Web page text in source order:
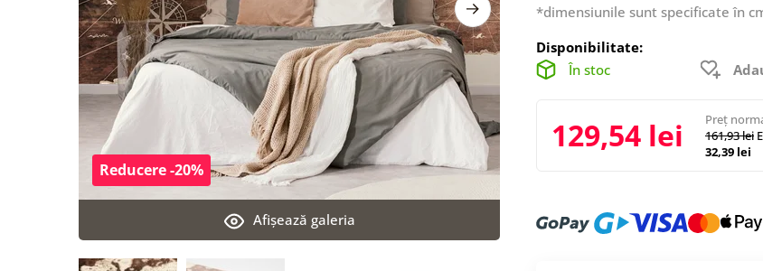
Afişează galeria
Reducere -20%
*dimensiunile sunt specificate în
Disponibilitate:
În stoc
129,54 lei
Preț
161,93 lei
32,39 lei